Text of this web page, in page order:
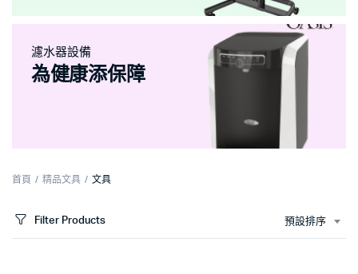
濾水器設備
為健康添保障
首頁 精品文具 文具
Filter Products 預設排序